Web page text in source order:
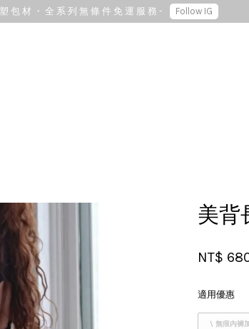
包 材 ・ 全 系 列 無 條 件 免 運 服 務 - Follow IG
美背
NT$
適用優惠
\ 無痕內褲